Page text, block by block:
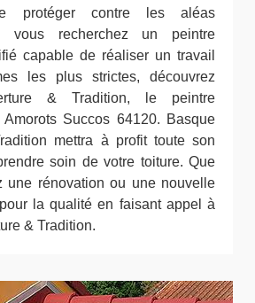
protéger contre les aléas
vous recherchez un peintre
capable de réaliser un travail
les plus strictes, découvrez
& Tradition, le peintre
Succos 64120. Basque
mettra à profit toute son
soin de votre toiture. Que
une rénovation ou une nouvelle
la qualité en faisant appel à
& Tradition.